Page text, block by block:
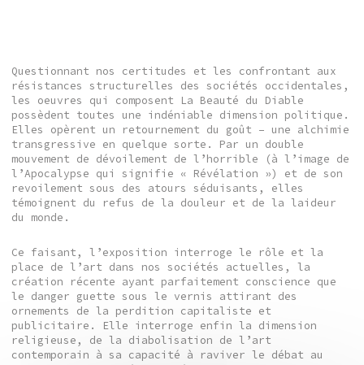
Questionnant nos certitudes et les confrontant aux
résistances structurelles des sociétés occidentales,
les oeuvres qui composent La Beauté du Diable
possèdent toutes une indéniable dimension politique.
Elles opèrent un retournement du goût – une alchimie
transgressive en quelque sorte. Par un double
mouvement de dévoilement de l’horrible (à l’image de
l’Apocalypse qui signifie « Révélation ») et de son
revoilement sous des atours séduisants, elles
témoignent du refus de la douleur et de la laideur
du monde.
Ce faisant, l’exposition interroge le rôle et la
place de l’art dans nos sociétés actuelles, la
création récente ayant parfaitement conscience que
le danger guette sous le vernis attirant des
ornements de la perdition capitaliste et
publicitaire. Elle interroge enfin la dimension
religieuse, de la diabolisation de l’art
contemporain à sa capacité à raviver le débat au